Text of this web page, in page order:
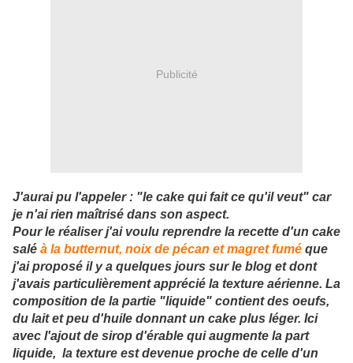
Publicité
J'aurai pu l'appeler : "le cake qui fait ce qu'il veut" car
je n'ai rien maîtrisé dans son aspect.
Pour le réaliser j'ai voulu reprendre la recette d'un cake
salé à la butternut, noix de pécan et magret fumé que
j'ai proposé il y a quelques jours sur le blog et dont
j'avais particulièrement apprécié la texture aérienne. La
composition de la partie "liquide" contient des oeufs,
du lait et peu d'huile donnant un cake plus léger. Ici
avec l'ajout de sirop d'érable qui augmente la part
liquide, la texture est devenue proche de celle d'un